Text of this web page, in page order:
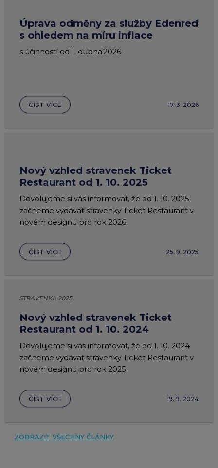
Úprava odměny za služby Edenred
s ohledem na míru inflace
s účinností od 1. dubna 2026
ČÍST VÍCE 17. 3. 2026
Nový vzhled stravenek Ticket
Restaurant od 1. 10. 2025
Dovolujeme si vás informovat, že od 1. 10. 2025
začneme vydávat stravenky Ticket Restaurant v
novém designu pro rok 2026.
ČÍST VÍCE 25. 9. 2025
STRAVENKA 2025
Nový vzhled stravenek Ticket
Restaurant od 1. 10. 2024
Dovolujeme si vás informovat, že od 1. 10. 2024
začneme vydávat stravenky Ticket Restaurant v
novém designu pro rok 2025.
ČÍST VÍCE 19. 9. 2024
ZOBRAZIT VŠECHNY ČLÁNKY